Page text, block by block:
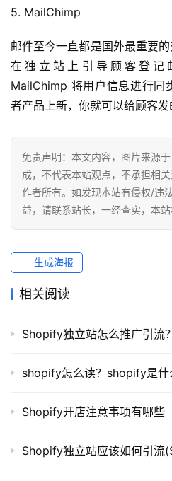
5. MailChimp
邮件至今一直都是国外最重要
在独立站上引导顾客登记
MailChimp 将用户信息进行同
者产品上新，你就可以给顾客发
免责声明：本文内容，图片来源
成，不代表本站观点，不承担相
作者所有。如发现本站有侵权/违
益，请联系站长，一经查实，本站
生成海报
相关阅读
Shopify独立站怎么推广引流？
shopify怎么读？shopify是什
Shopify开店注意事项有哪些
Shopify独立站应该如何引流